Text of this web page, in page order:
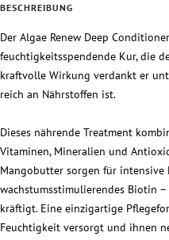
BESCHREIBUNG
Der Algae Renew Deep
feuchtigkeitsspendende Kur, die
kraftvolle Wirkung verdankt er
reich an Nährstoffen ist.
Dieses nährende Treatment
Vitaminen, Mineralien und
Mangobutter sorgen für intensive
wachstumsstimulierendes Biotin
kräftigt. Eine einzigartige
Feuchtigkeit versorgt und ihnen